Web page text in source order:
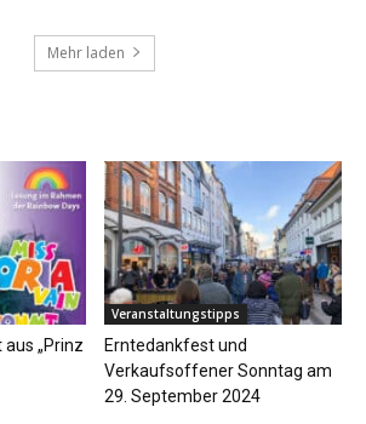
Mehr laden
aus „Prinz
Veranstaltungstipps
Erntedankfest und
Verkaufsoffener Sonntag am
29. September 2024